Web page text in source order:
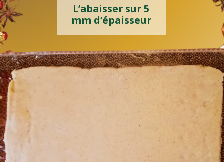
Ajouter délicatement le sucre
L’abaisser sur 5
mm d’épaisseur